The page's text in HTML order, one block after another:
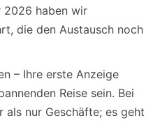
2026 haben wir
die den Austausch noch
– Ihre erste Anzeige
Reise sein. Bei
als nur Geschäfte; es geht